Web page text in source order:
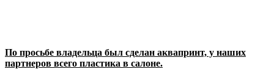
По просьбе владельца был сделан аквапринт, у наших
партнеров всего пластика в салоне.